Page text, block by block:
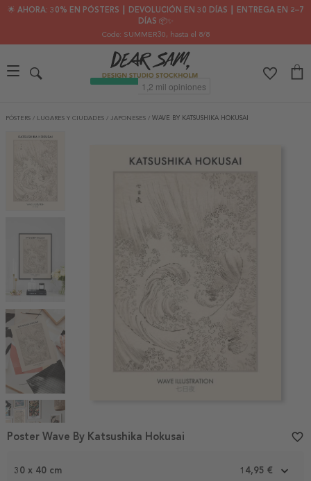
🌟 AHORA: 30% EN PÓSTERS ┃ DEVOLUCIÓN EN 30 DÍAS ┃ ENTREGA EN 2–7
DÍAS 📦✨
Code: SUMMER30, hasta el 8/8
PÓSTERS / LUGARES Y CIUDADES / JAPONESES / WAVE BY KATSUSHIKA HOKUSAI
1
30 x 40 cm 14,95 €
Poster Wave By Katsushika Hokusai favorite_border